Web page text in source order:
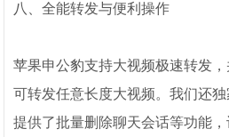
八、全能转发与便利操作
苹果申公豹支持大视频极速转发，
可转发任意长度大视频。我们还独
提供了批量删除聊天会话等功能